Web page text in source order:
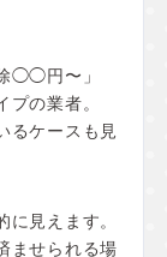
◯◯円〜」
の業者。
るケースも見
見えます。
ませられる場